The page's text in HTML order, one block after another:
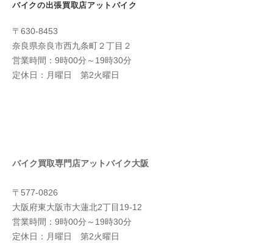
バイクの出張買取店アットバイク
〒630-8453
奈良県奈良市西九条町２丁目２
営業時間：9時00分～19時30分
定休日：月曜日 第2火曜日
バイク買取専門店アットバイク大阪
〒577-0826
大阪府東大阪市大蓮北2丁目19-12
営業時間：9時00分～19時30分
定休日：月曜日 第2火曜日